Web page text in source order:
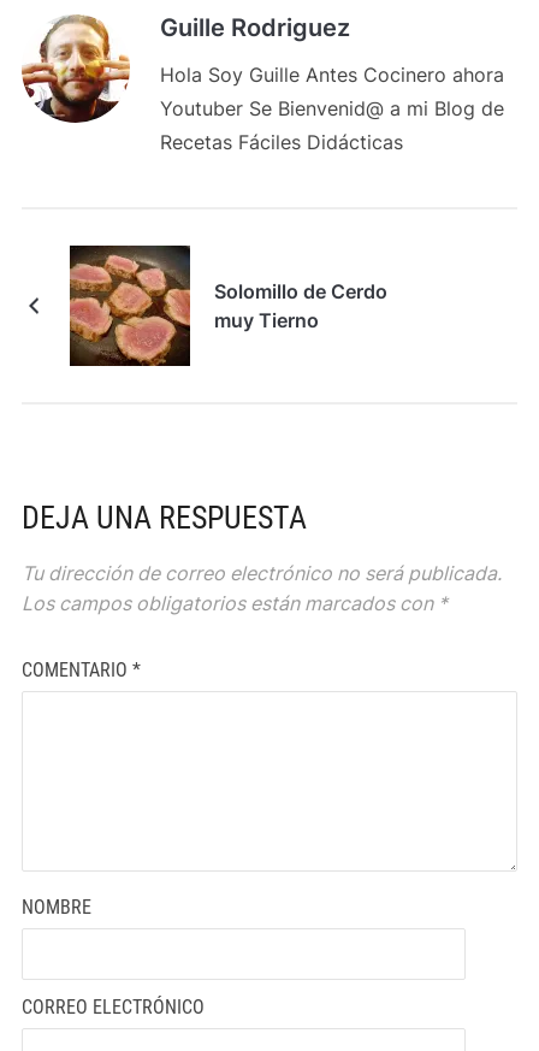
Guille Rodriguez
Hola Soy Guille Antes Cocinero ahora
Youtuber Se Bienvenid@ a mi Blog de
Recetas Fáciles Didácticas
Solomillo de Cerdo
muy Tierno
DEJA UNA RESPUESTA
Tu dirección de correo electrónico no será publicada.
Los campos obligatorios están marcados con *
COMENTARIO *
NOMBRE
CORREO ELECTRÓNICO